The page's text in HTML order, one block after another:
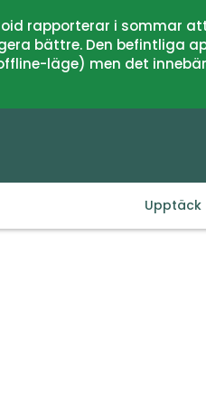
rapporterar i sommar
bättre. Den befintliga
läge) men det
Upptäck